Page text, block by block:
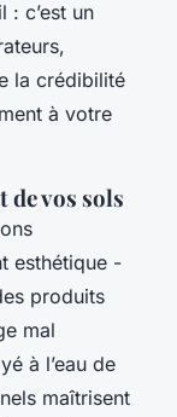
: c’est un
la crédibilité
à votre
de vos sols
esthétique -
produits
mal
à l’eau de
maîtrisent